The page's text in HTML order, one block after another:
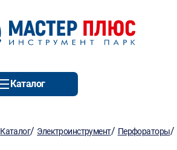
Каталог
Каталог/ Электроинструмент/ Перфораторы/